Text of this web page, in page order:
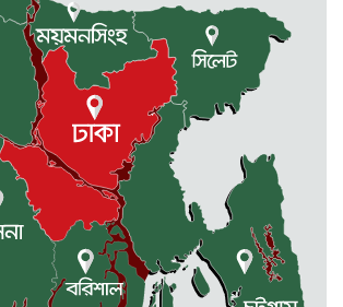
প্রথম শ্রেণিতে ভর্তি লটারিতে, পরীক্ষা হবে
দ্বিতীয় থেকে নবম শ্রেণি পর্যন্ত
দুর্গাপুরে ক্ষুদে শিক্ষার্থীদের মাঝে গাছের
চারা বিতরণ
ঢাকাসহ যেসব অঞ্চলে বজ্রবৃষ্টির আভাস